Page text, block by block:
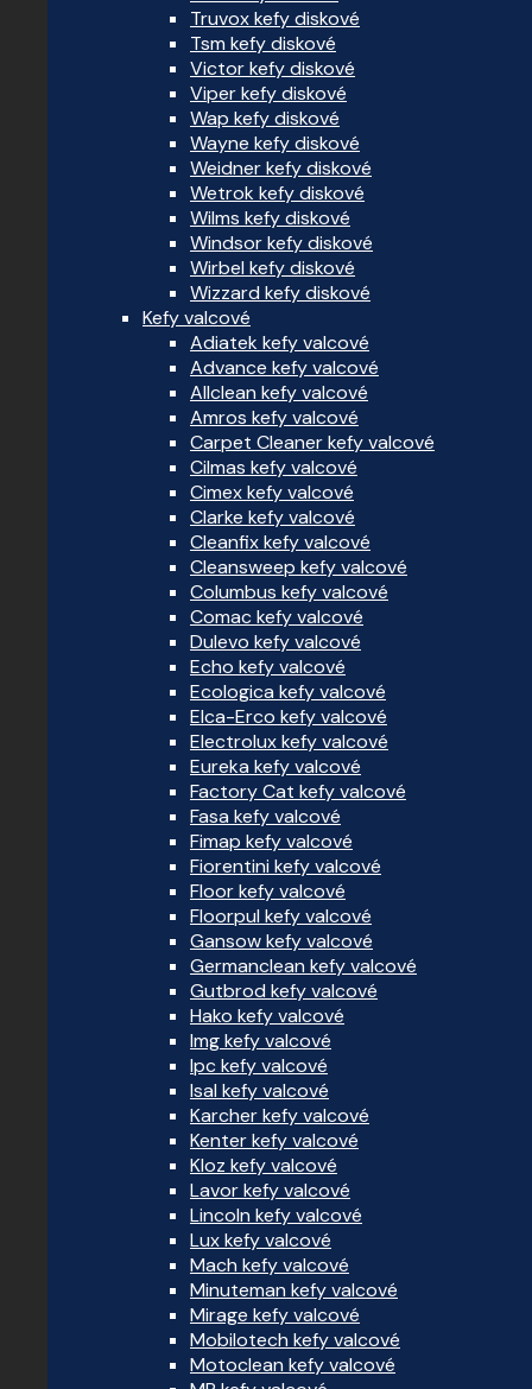
Truvox kefy diskové
Tsm kefy diskové
Victor kefy diskové
Viper kefy diskové
Wap kefy diskové
Wayne kefy diskové
Weidner kefy diskové
Wetrok kefy diskové
Wilms kefy diskové
Windsor kefy diskové
Wirbel kefy diskové
Wizzard kefy diskové
Kefy valcové
Adiatek kefy valcové
Advance kefy valcové
Allclean kefy valcové
Amros kefy valcové
Carpet Cleaner kefy valcové
Cilmas kefy valcové
Cimex kefy valcové
Clarke kefy valcové
Cleanfix kefy valcové
Cleansweep kefy valcové
Columbus kefy valcové
Comac kefy valcové
Dulevo kefy valcové
Echo kefy valcové
Ecologica kefy valcové
Elca-Erco kefy valcové
Electrolux kefy valcové
Eureka kefy valcové
Factory Cat kefy valcové
Fasa kefy valcové
Fimap kefy valcové
Fiorentini kefy valcové
Floor kefy valcové
Floorpul kefy valcové
Gansow kefy valcové
Germanclean kefy valcové
Gutbrod kefy valcové
Hako kefy valcové
Img kefy valcové
Ipc kefy valcové
Isal kefy valcové
Karcher kefy valcové
Kenter kefy valcové
Kloz kefy valcové
Lavor kefy valcové
Lincoln kefy valcové
Lux kefy valcové
Mach kefy valcové
Minuteman kefy valcové
Mirage kefy valcové
Mobilotech kefy valcové
Motoclean kefy valcové